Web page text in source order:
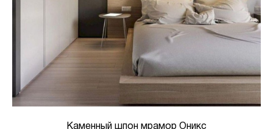
Каменный шпон мрамор Оникс